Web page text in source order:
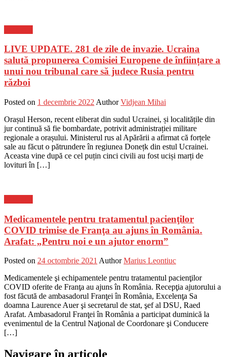
LIVE UPDATE. 281 de zile de invazie. Ucraina
salută propunerea Comisiei Europene de înființare a
unui nou tribunal care să judece Rusia pentru
război
Posted on 1 decembrie 2022 Author Vidjean Mihai
Orașul Herson, recent eliberat din sudul Ucrainei, și localitățile din
jur continuă să fie bombardate, potrivit administrației militare
regionale a orașului. Ministerul rus al Apărării a afirmat că forțele
sale au făcut o pătrundere în regiunea Donețk din estul Ucrainei.
Aceasta vine după ce cel puțin cinci civili au fost uciși marți de
lovituri în […]
Medicamentele pentru tratamentul pacienţilor
COVID trimise de Franţa au ajuns în România.
Arafat: „Pentru noi e un ajutor enorm”
Posted on 24 octombrie 2021 Author Marius Leontiuc
Medicamentele şi echipamentele pentru tratamentul pacienţilor
COVID oferite de Franţa au ajuns în România. Recepţia ajutorului a
fost făcută de ambasadorul Franţei în România, Excelenţa Sa
doamna Laurence Auer şi secretarul de stat, şef al DSU, Raed
Arafat. Ambasadorul Franţei în România a participat duminică la
evenimentul de la Centrul Naţional de Coordonare şi Conducere
[…]
Navigare în articole